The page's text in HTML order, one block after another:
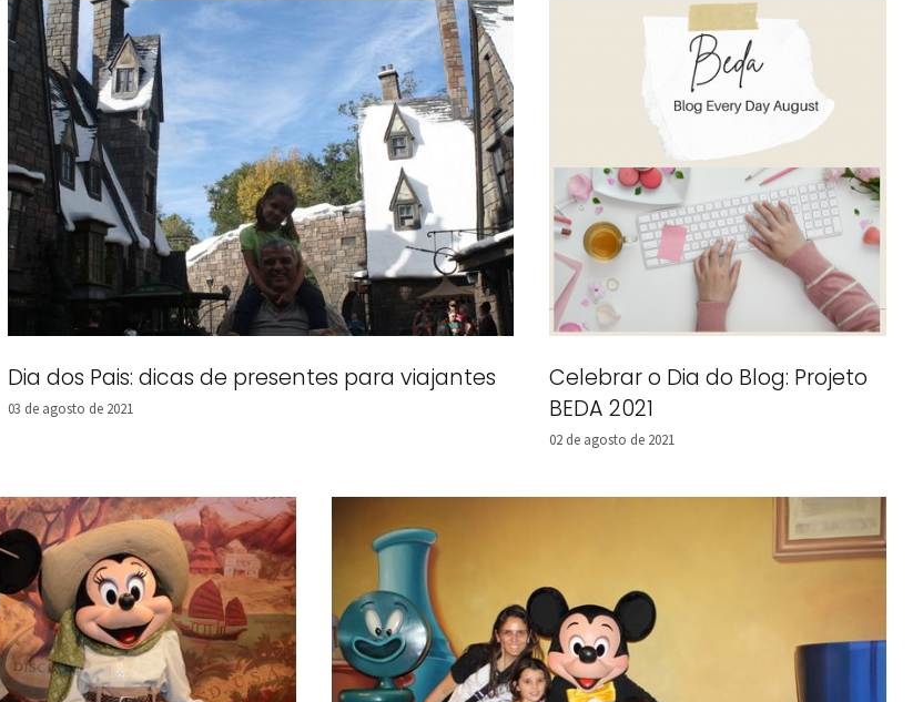
Dia dos Pais: dicas de presentes para viajantes
03 de agosto de 2021
Celebrar o Dia do Blog: Projeto
BEDA 2021
02 de agosto de 2021